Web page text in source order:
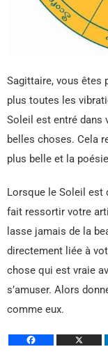
Sagittaire, vous êtes
plus toutes les
Soleil est entré dans
belles choses. Cela
plus belle et la
Lorsque le Soleil est
fait ressortir votre
lasse jamais de la
directement liée à
chose qui est vraie
s’amuser. Alors
comme eux.